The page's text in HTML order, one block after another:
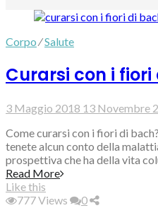
Corpo⁄Salute
Curarsi con i fiori
3 Maggio 2018 13 Novembre
Come curarsi con i fiori di
tenete alcun conto della
prospettiva che ha della vita
Read More
Like this
777Views
0